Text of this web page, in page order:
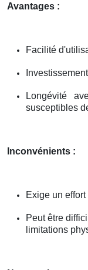
Avantages :
Facilité
Longévité
susceptibles
Inconvénients :
Exige un
Peut être
limitations